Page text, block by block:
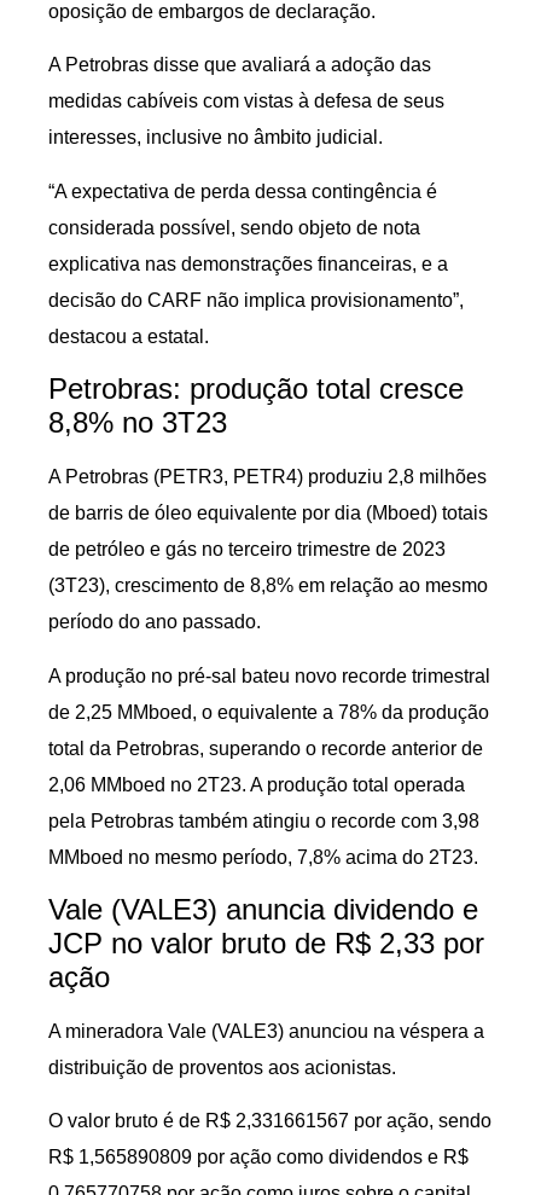
oposição de embargos de declaração.
A Petrobras disse que avaliará a adoção das
medidas cabíveis com vistas à defesa de seus
interesses, inclusive no âmbito judicial.
“A expectativa de perda dessa contingência é
considerada possível, sendo objeto de nota
explicativa nas demonstrações financeiras, e a
decisão do CARF não implica provisionamento”,
destacou a estatal.
Petrobras: produção total cresce
8,8% no 3T23
A Petrobras (PETR3, PETR4) produziu 2,8 milhões
de barris de óleo equivalente por dia (Mboed) totais
de petróleo e gás no terceiro trimestre de 2023
(3T23), crescimento de 8,8% em relação ao mesmo
período do ano passado.
A produção no pré-sal bateu novo recorde trimestral
de 2,25 MMboed, o equivalente a 78% da produção
total da Petrobras, superando o recorde anterior de
2,06 MMboed no 2T23. A produção total operada
pela Petrobras também atingiu o recorde com 3,98
MMboed no mesmo período, 7,8% acima do 2T23.
Vale (VALE3) anuncia dividendo e
JCP no valor bruto de R$ 2,33 por
ação
A mineradora Vale (VALE3) anunciou na véspera a
distribuição de proventos aos acionistas.
O valor bruto é de R$ 2,331661567 por ação, sendo
R$ 1,565890809 por ação como dividendos e R$